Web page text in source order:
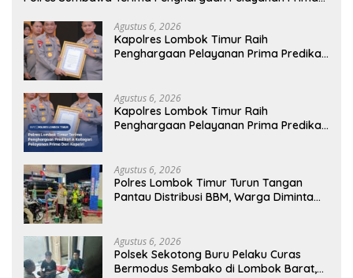
Agustus 6, 2026
Kapolres Lombok Timur Raih
Penghargaan Pelayanan Prima Predikat
Agustus 6, 2026
Kapolres Lombok Timur Raih
Penghargaan Pelayanan Prima Predikat
Agustus 6, 2026
Polres Lombok Timur Turun Tangan
Pantau Distribusi BBM, Warga Diminta
Agustus 6, 2026
Polsek Sekotong Buru Pelaku Curas
Bermodus Sembako di Lombok Barat,